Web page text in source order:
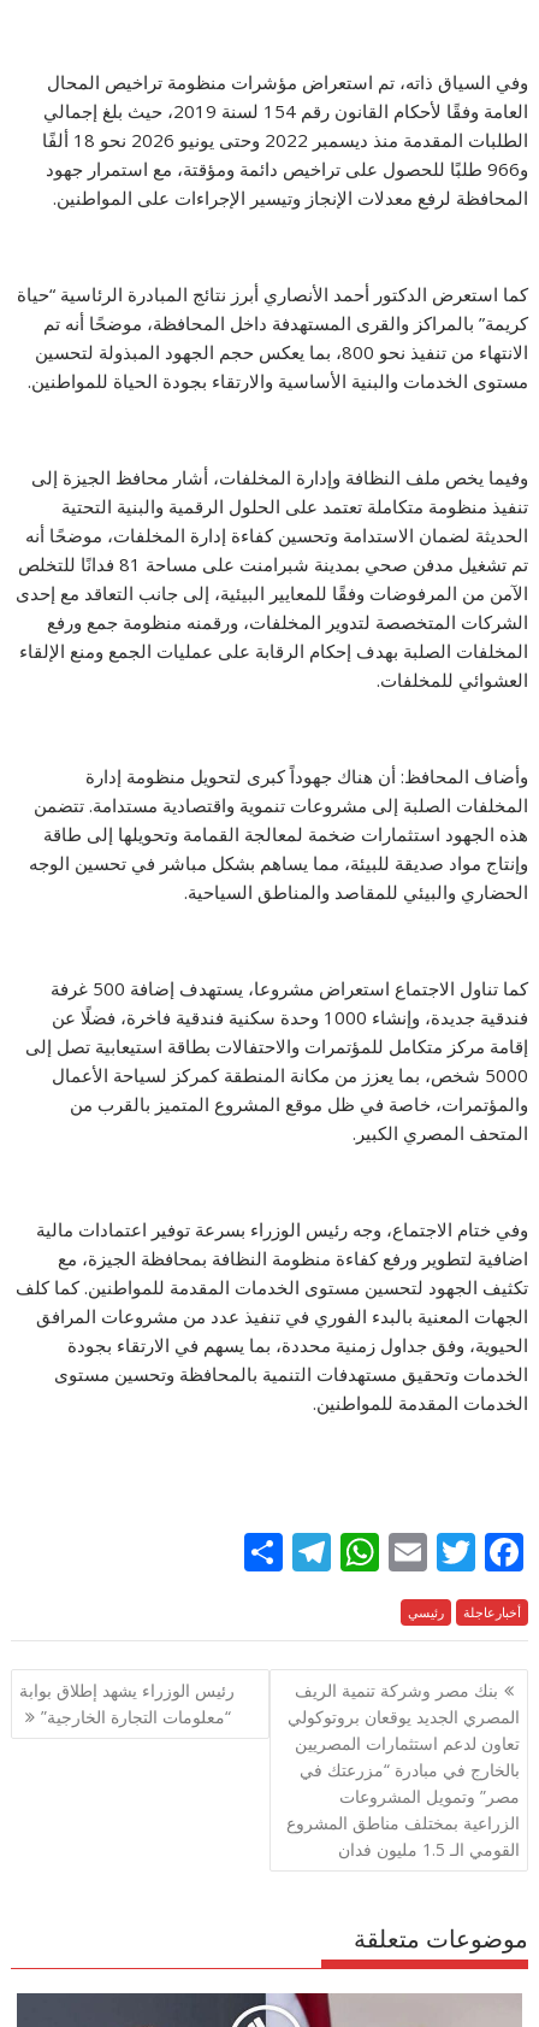
وفي السياق ذاته، تم استعراض مؤشرات منظومة تراخيص المحال
العامة وفقًا لأحكام القانون رقم 154 لسنة 2019، حيث بلغ إجمالي
الطلبات المقدمة منذ ديسمبر 2022 وحتى يونيو 2026 نحو 18 ألفًا
و966 طلبًا للحصول على تراخيص دائمة ومؤقتة، مع استمرار جهود
المحافظة لرفع معدلات الإنجاز وتيسير الإجراءات على المواطنين.
كما استعرض الدكتور أحمد الأنصاري أبرز نتائج المبادرة الرئاسية “حياة
كريمة” بالمراكز والقرى المستهدفة داخل المحافظة، موضحًا أنه تم
الانتهاء من تنفيذ نحو 800، بما يعكس حجم الجهود المبذولة لتحسين
مستوى الخدمات والبنية الأساسية والارتقاء بجودة الحياة للمواطنين.
وفيما يخص ملف النظافة وإدارة المخلفات، أشار محافظ الجيزة إلى
تنفيذ منظومة متكاملة تعتمد على الحلول الرقمية والبنية التحتية
الحديثة لضمان الاستدامة وتحسين كفاءة إدارة المخلفات، موضحًا أنه
تم تشغيل مدفن صحي بمدينة شبرامنت على مساحة 81 فدانًا للتخلص
الآمن من المرفوضات وفقًا للمعايير البيئية، إلى جانب التعاقد مع إحدى
الشركات المتخصصة لتدوير المخلفات، ورقمنه منظومة جمع ورفع
المخلفات الصلبة بهدف إحكام الرقابة على عمليات الجمع ومنع الإلقاء
العشوائي للمخلفات.
وأضاف المحافظ: أن هناك جهوداً كبرى لتحويل منظومة إدارة
المخلفات الصلبة إلى مشروعات تنموية واقتصادية مستدامة. تتضمن
هذه الجهود استثمارات ضخمة لمعالجة القمامة وتحويلها إلى طاقة
وإنتاج مواد صديقة للبيئة، مما يساهم بشكل مباشر في تحسين الوجه
الحضاري والبيئي للمقاصد والمناطق السياحية.
كما تناول الاجتماع استعراض مشروعا، يستهدف إضافة 500 غرفة
فندقية جديدة، وإنشاء 1000 وحدة سكنية فندقية فاخرة، فضلًا عن
إقامة مركز متكامل للمؤتمرات والاحتفالات بطاقة استيعابية تصل إلى
5000 شخص، بما يعزز من مكانة المنطقة كمركز لسياحة الأعمال
والمؤتمرات، خاصة في ظل موقع المشروع المتميز بالقرب من
المتحف المصري الكبير.
وفي ختام الاجتماع، وجه رئيس الوزراء بسرعة توفير اعتمادات مالية
اضافية لتطوير ورفع كفاءة منظومة النظافة بمحافظة الجيزة، مع
تكثيف الجهود لتحسين مستوى الخدمات المقدمة للمواطنين. كما كلف
الجهات المعنية بالبدء الفوري في تنفيذ عدد من مشروعات المرافق
الحيوية، وفق جداول زمنية محددة، بما يسهم في الارتقاء بجودة
الخدمات وتحقيق مستهدفات التنمية بالمحافظة وتحسين مستوى
الخدمات المقدمة للمواطنين.
F
ac
e
b
o
o
k
T
w
itt
er
E
ai
l
W
at
s
A
p
p
T
e
gr
a
m
ar
e
أخبارعاجلة رئيسي
تصفّح
المقالات
بنك مصر وشركة تنمية الريف
المصري الجديد يوقعان بروتوكولي
تعاون لدعم استثمارات المصريين
بالخارج في مبادرة “مزرعتك في
مصر” وتمويل المشروعات
الزراعية بمختلف مناطق المشروع
القومي الـ 1.5 مليون فدان
رئيس الوزراء يشهد إطلاق بوابة
“معلومات التجارة الخارجية”
موضوعات متعلقة